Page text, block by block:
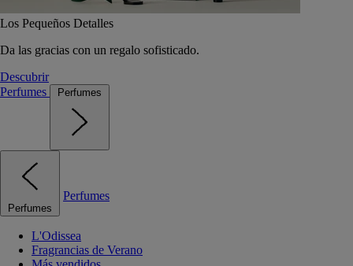
Los Pequeños Detalles
Da las gracias con un regalo sofisticado.
Descubrir
Perfumes
Perfumes
Perfumes
Perfumes
L'Odissea
Fragrancias de Verano